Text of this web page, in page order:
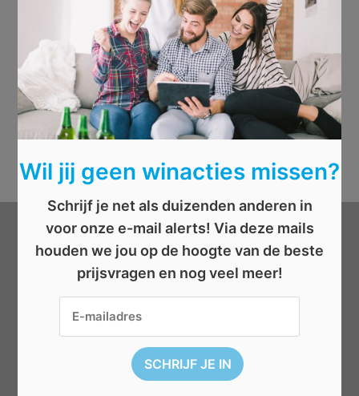
Categorieën
Boeken
Cadeau
Wil jij geen winacties missen?
Schrijf je net als duizenden anderen in
voor onze e-mail alerts! Via deze mails
houden we jou op de hoogte van de beste
prijsvragen en nog veel meer!